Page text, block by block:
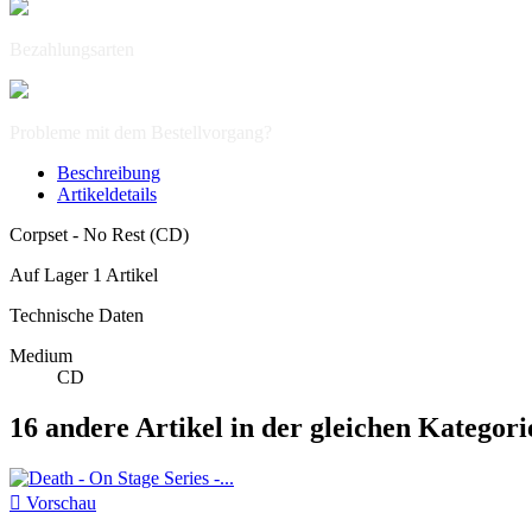
Beschreibung
Artikeldetails
Corpset - No Rest (CD)
Auf Lager 1 Artikel
Technische Daten
Medium
CD
16 andere Artikel in der gleichen
 Vorschau